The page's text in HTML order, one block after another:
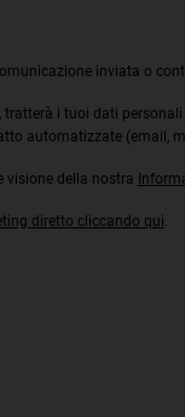
inviata o
tratterà i tuoi dati
automatizzate (email,
della nostra
diretto cliccando qui